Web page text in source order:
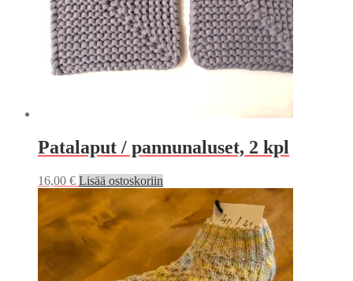
Patalaput / pannunaluset, 2 kpl
16,00 € Lisää ostoskoriin